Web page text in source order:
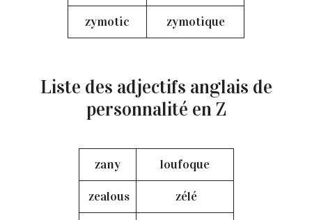
zymotic zymotique
Liste des adjectifs anglais de
personnalité en Z
zany loufoque
zealous zélé